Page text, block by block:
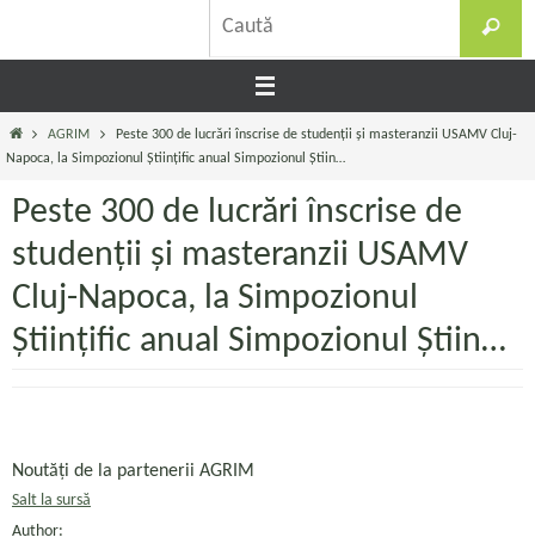
Caută
Prima
pagină
AGRIM
Peste 300 de lucrări înscrise de studenții și masteranzii USAMV Cluj-
Napoca, la Simpozionul Științific anual Simpozionul Știin…
Peste 300 de lucrări înscrise de
studenții și masteranzii USAMV
Cluj-Napoca, la Simpozionul
Științific anual Simpozionul Știin…
Noutăți de la partenerii AGRIM
Salt la sursă
Author: